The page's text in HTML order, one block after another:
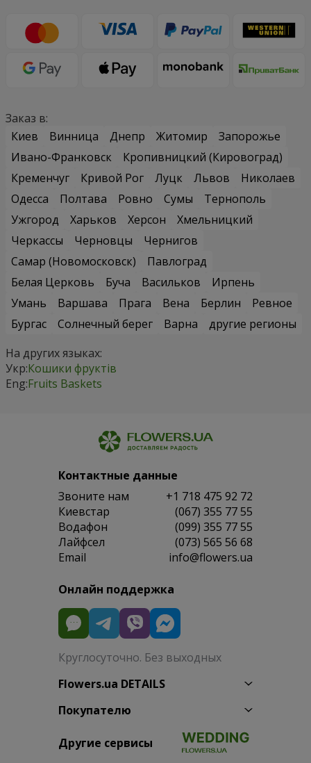
Заказ в:
Киев
Винница Днепр Житомир
Запорожье
Ивано-Франковск
Кропивницкий (Кировоград)
Кременчуг
Кривой Рог Луцк Львов
Николаев
Одесса
Полтава Ровно Сумы
Тернополь
Ужгород
Харьков Херсон
Хмельницкий
Черкассы
Черновцы
Чернигов
Самар (Новомосковск)
Павлоград
Белая Церковь
Буча Васильков
Ирпень
Умань
Варшава Прага Вена Берлин
Ревное
Бургас
Солнечный берег Варна
другие регионы
На других языках:
Укр:Кошики фруктів
Eng:Fruits Baskets
Контактные данные
Звоните нам
+1 718 475 92 72
Киевстар
(067) 355 77 55
Водафон
(099) 355 77 55
Лайфсел
(073) 565 56 68
Email
info@flowers.ua
Онлайн поддержка
Круглосуточно. Без выходных
Flowers.ua DETAILS
Покупателю
Другие сервисы